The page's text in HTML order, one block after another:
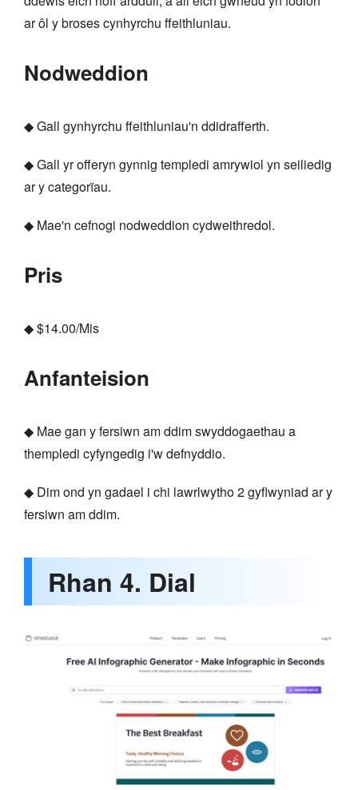
ar ôl y broses cynhyrchu ffeithluniau.
Nodweddion
◆ Gall gynhyrchu ffeithluniau'n ddidrafferth.
◆ Gall yr offeryn gynnig templedi amrywiol yn seiliedig
ar y categorïau.
◆ Mae'n cefnogi nodweddion cydweithredol.
Pris
◆ $14.00/Mis
Anfanteision
◆ Mae gan y fersiwn am ddim swyddogaethau a
thempledi cyfyngedig i'w defnyddio.
◆ Dim ond yn gadael i chi lawrlwytho 2 gyflwyniad ar y
fersiwn am ddim.
Rhan 4. Dial